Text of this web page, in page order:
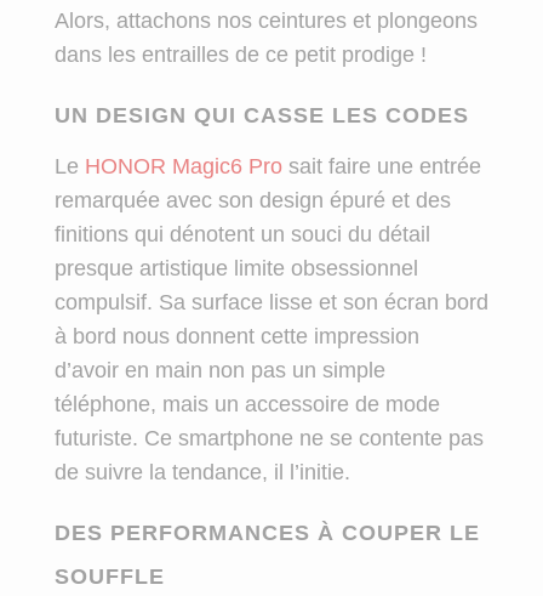
Alors, attachons nos ceintures et plongeons
dans les entrailles de ce petit prodige !
UN DESIGN QUI CASSE LES CODES
Le HONOR Magic6 Prosait faire une entrée
remarquée avec son design épuré et des
finitions qui dénotent un souci du détail
presque artistique limite obsessionnel
compulsif. Sa surface lisse et son écran bord
à bord nous donnent cette impression
d’avoir en main non pas un simple
téléphone, mais un accessoire de mode
futuriste. Ce smartphone ne se contente pas
de suivre la tendance, il l’initie.
DES PERFORMANCES À COUPER LE
SOUFFLE